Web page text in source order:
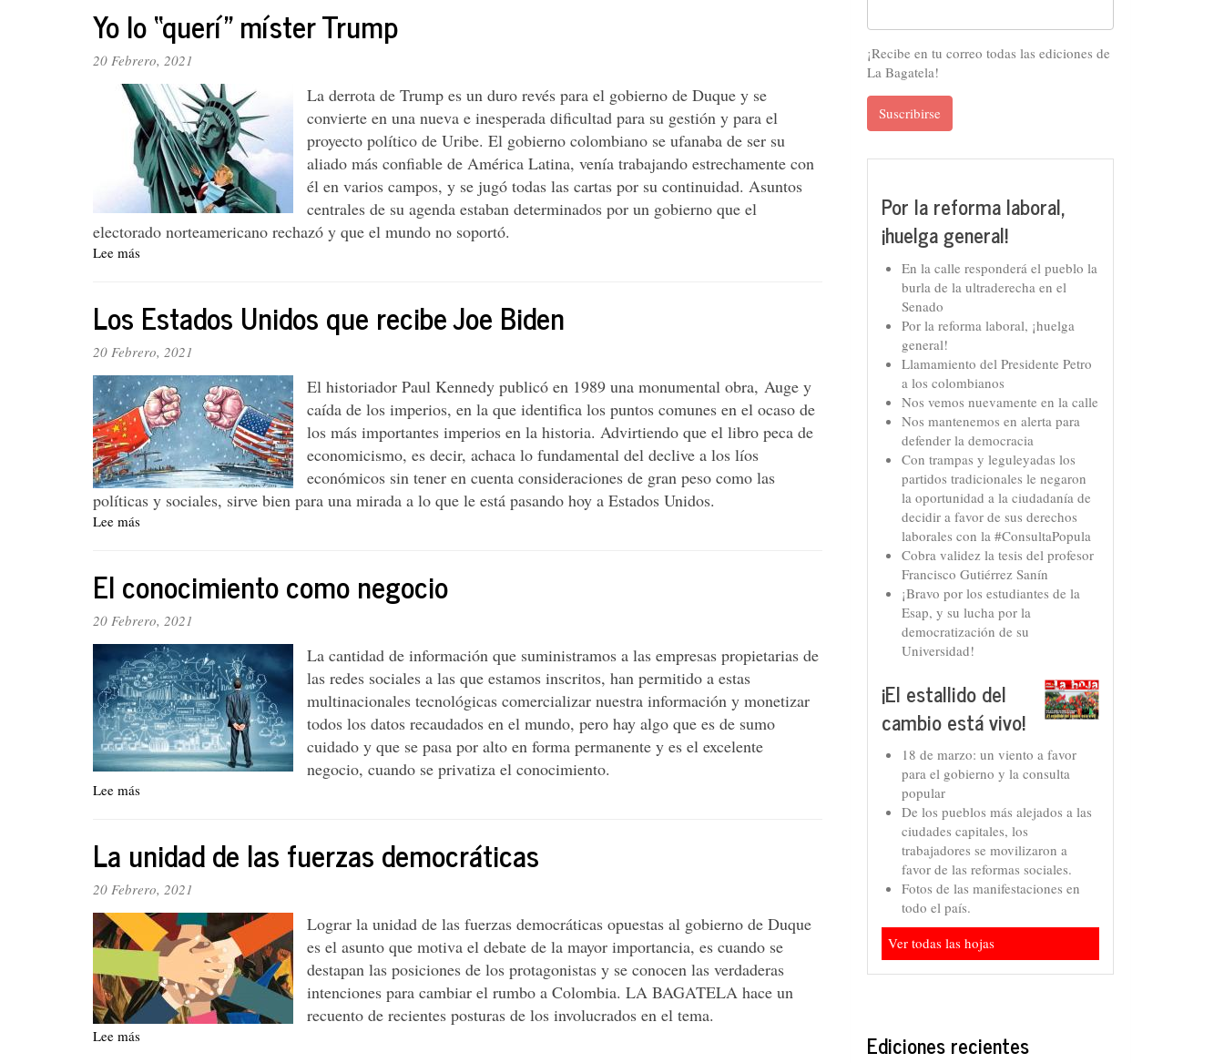
Recuento
programa
#CharlasEnCuarentena
Yo lo “querí” míster Trump
20 Febrero, 2021
La derrota de Trump es un duro revés para el gobierno de Duque y se
convierte en una nueva e inesperada dificultad para su gestión y para el
proyecto político de Uribe. El gobierno colombiano se ufanaba de ser su
aliado más confiable de América Latina, venía trabajando estrechamente con
él en varios campos, y se jugó todas las cartas por su continuidad. Asuntos
centrales de su agenda estaban determinados por un gobierno que el
electorado norteamericano rechazó y que el mundo no soportó.
Lee más
“querí”
míster
Trump
Los Estados Unidos que recibe Joe Biden
20 Febrero, 2021
El historiador Paul Kennedy publicó en 1989 una monumental obra, Auge y
caída de los imperios, en la que identifica los puntos comunes en el ocaso de
los más importantes imperios en la historia. Advirtiendo que el libro peca de
economicismo, es decir, achaca lo fundamental del declive a los líos
económicos sin tener en cuenta consideraciones de gran peso como las
políticas y sociales, sirve bien para una mirada a lo que le está pasando hoy a Estados Unidos.
Lee más
Unidos
que
recibe
Biden
El conocimiento como negocio
20 Febrero, 2021
La cantidad de información que suministramos a las empresas propietarias de
las redes sociales a las que estamos inscritos, han permitido a estas
multinacionales tecnológicas comercializar nuestra información y monetizar
todos los datos recaudados en el mundo, pero hay algo que es de sumo
cuidado y que se pasa por alto en forma permanente y es el excelente
negocio, cuando se privatiza el conocimiento.
Lee más
como
negocio
La unidad de las fuerzas democráticas
20 Febrero, 2021
Lograr la unidad de las fuerzas democráticas opuestas al gobierno de Duque
es el asunto que motiva el debate de la mayor importancia, es cuando se
destapan las posiciones de los protagonistas y se conocen las verdaderas
intenciones para cambiar el rumbo a Colombia. LA BAGATELA hace un
recuento de recientes posturas de los involucrados en el tema.
Lee más
¡Recibe en tu correo todas las ediciones de
La Bagatela!
Suscribirse
Por la reforma laboral,
¡huelga general!
En la calle responderá el pueblo la
burla de la ultraderecha en el
Senado
Por la reforma laboral, ¡huelga
general!
Llamamiento del Presidente Petro
a los colombianos
Nos vemos nuevamente en la calle
Nos mantenemos en alerta para
defender la democracia
Con trampas y leguleyadas los
partidos tradicionales le negaron
la oportunidad a la ciudadanía de
decidir a favor de sus derechos
laborales con la #ConsultaPopula
Cobra validez la tesis del profesor
Francisco Gutiérrez Sanín
¡Bravo por los estudiantes de la
Esap, y su lucha por la
democratización de su
Universidad!
¡El estallido del
cambio está vivo!
18 de marzo: un viento a favor
para el gobierno y la consulta
popular
De los pueblos más alejados a las
ciudades capitales, los
trabajadores se movilizaron a
favor de las reformas sociales.
Fotos de las manifestaciones en
todo el país.
Ver todas las hojas
Ediciones recientes